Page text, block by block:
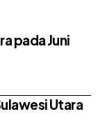
pada Juni
Utara